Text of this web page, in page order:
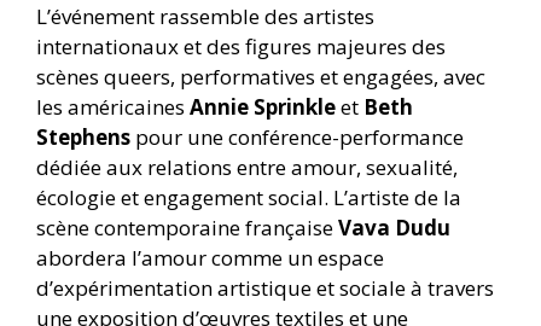
L’événement rassemble des artistes
internationaux et des figures majeures des
scènes queers, performatives et engagées, avec
les américaines Annie Sprinkleet Beth
Stephens pour une conférence-performance
dédiée aux relations entre amour, sexualité,
écologie et engagement social. L’artiste de la
scène contemporaine françaiseVava Dudu
abordera l’amour comme un espace
d’expérimentation artistique et sociale à travers
une exposition d’œuvres textiles et une